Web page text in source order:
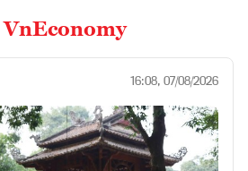
VnEconomy
16:08, 07/08/2026